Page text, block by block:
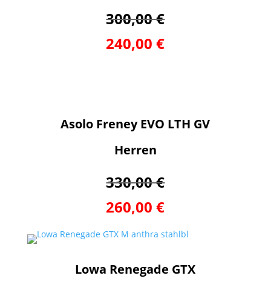
300,00 €
240,00 €
Asolo Freney EVO LTH GV
Herren
330,00 €
260,00 €
Lowa Renegade GTX